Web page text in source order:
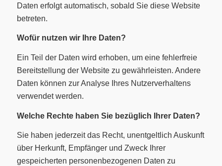
Daten erfolgt automatisch, sobald Sie diese Website
betreten.
Wofür nutzen wir Ihre Daten?
Ein Teil der Daten wird erhoben, um eine fehlerfreie
Bereitstellung der Website zu gewährleisten. Andere
Daten können zur Analyse Ihres Nutzerverhaltens
verwendet werden.
Welche Rechte haben Sie bezüglich Ihrer Daten?
Sie haben jederzeit das Recht, unentgeltlich Auskunft
über Herkunft, Empfänger und Zweck Ihrer
gespeicherten personenbezogenen Daten zu